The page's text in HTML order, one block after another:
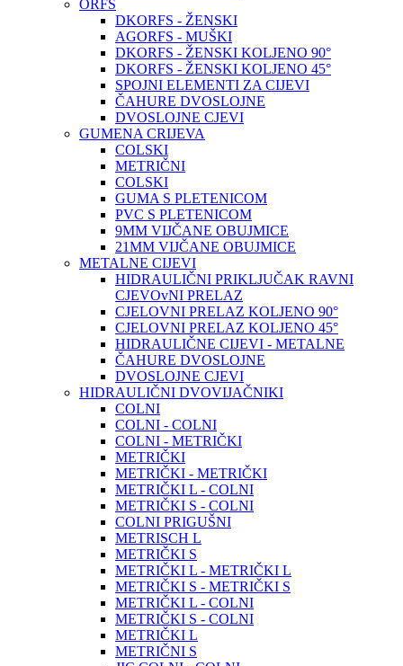
ORFS
DKORFS - ŽENSKI
AGORFS - MUŠKI
DKORFS - ŽENSKI KOLJENO 90°
DKORFS - ŽENSKI KOLJENO 45°
SPOJNI ELEMENTI ZA CIJEVI
ČAHURE DVOSLOJNE
DVOSLOJNE CJEVI
GUMENA CRIJEVA
COLSKI
METRIČNI
COLSKI
GUMA S PLETENICOM
PVC S PLETENICOM
9MM VIJČANE OBUJMICE
21MM VIJČANE OBUJMICE
METALNE CIJEVI
HIDRAULIČNI PRIKLJUČAK RAVNI
CJEVOvNI PRELAZ
CJELOVNI PRELAZ KOLJENO 90°
CJELOVNI PRELAZ KOLJENO 45°
HIDRAULIČNE CIJEVI - METALNE
ČAHURE DVOSLOJNE
DVOSLOJNE CJEVI
HIDRAULIČNI DVOVIJAČNIKI
COLNI
COLNI - COLNI
COLNI - METRIČKI
METRIČKI
METRIČKI - METRIČKI
METRIČKI L - COLNI
METRIČKI S - COLNI
COLNI PRIGUŠNI
METRISCH L
METRIČKI S
METRIČKI L - METRIČKI L
METRIČKI S - METRIČKI S
METRIČKI L - COLNI
METRIČKI S - COLNI
METRIČKI L
METRIČNI S